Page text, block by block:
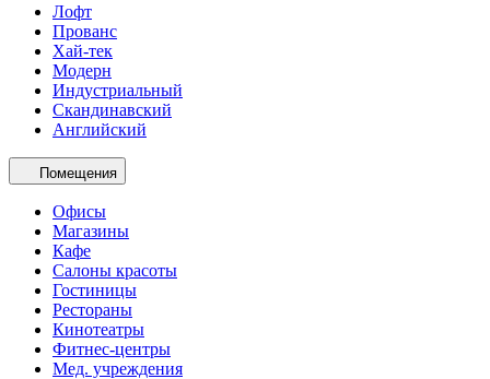
Лофт
Прованс
Хай-тек
Модерн
Индустриальный
Скандинавский
Английский
Помещения
Офисы
Магазины
Кафе
Салоны красоты
Гостиницы
Рестораны
Кинотеатры
Фитнес-центры
Мед. учреждения